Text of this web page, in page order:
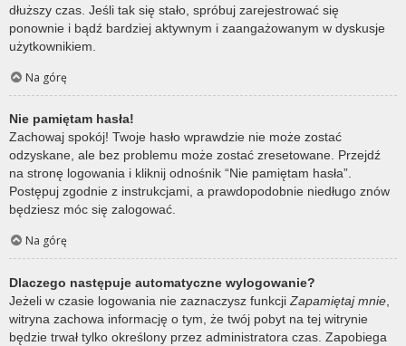
dłuższy czas. Jeśli tak się stało, spróbuj zarejestrować się
ponownie i bądź bardziej aktywnym i zaangażowanym w dyskusje
użytkownikiem.
Na górę
Nie pamiętam hasła!
Zachowaj spokój! Twoje hasło wprawdzie nie może zostać
odzyskane, ale bez problemu może zostać zresetowane. Przejdź
na stronę logowania i kliknij odnośnik “Nie pamiętam hasła”.
Postępuj zgodnie z instrukcjami, a prawdopodobnie niedługo znów
będziesz móc się zalogować.
Na górę
Dlaczego następuje automatyczne wylogowanie?
Jeżeli w czasie logowania nie zaznaczysz funkcji Zapamiętaj mnie
witryna zachowa informację o tym, że twój pobyt na tej witrynie
będzie trwał tylko określony przez administratora czas. Zapobiega